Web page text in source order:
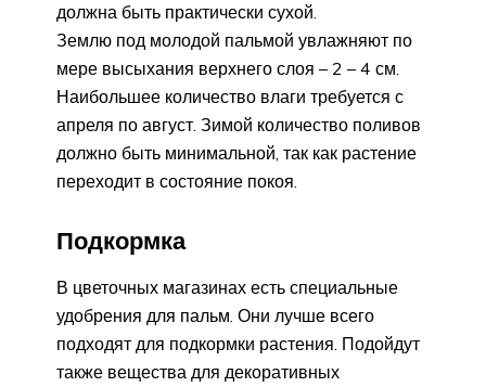
должна быть практически сухой.
Землю под молодой пальмой увлажняют по
мере высыхания верхнего слоя – 2 – 4 см.
Наибольшее количество влаги требуется с
апреля по август. Зимой количество поливов
должно быть минимальной, так как растение
переходит в состояние покоя.
Подкормка
В цветочных магазинах есть специальные
удобрения для пальм. Они лучше всего
подходят для подкормки растения. Подойдут
также вещества для декоративных